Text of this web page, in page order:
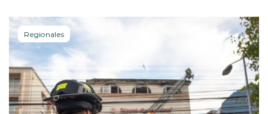
Regionales